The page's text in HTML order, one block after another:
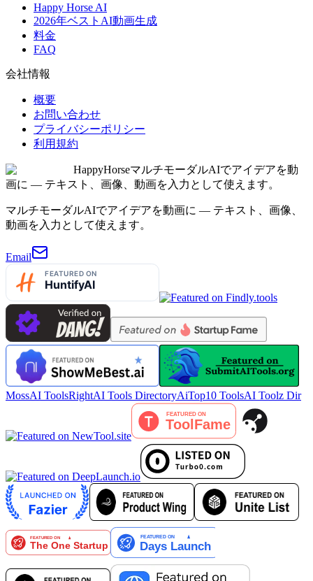
Happy Horse AI
2026年ベストAI動画生成
料金
FAQ
会社情報
概要
お問い合わせ
プライバシーポリシー
利用規約
HappyHorseマルチモーダルAIでアイデアを動
画に — テキスト、画像、動画を入力として使えます。
マルチモーダルAIでアイデアを動画に — テキスト、画像、
動画を入力として使えます。
Email
MossAI ToolsRightAI Tools DirectoryAiTop10 ToolsAI Toolz Dir